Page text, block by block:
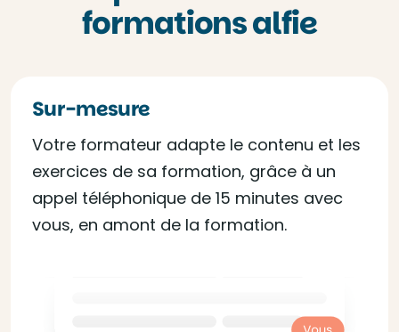
formations alfie
Sur-mesure
Votre formateur adapte le contenu et les
exercices de sa formation, grâce à un
appel téléphonique de 15 minutes avec
vous, en amont de la formation.